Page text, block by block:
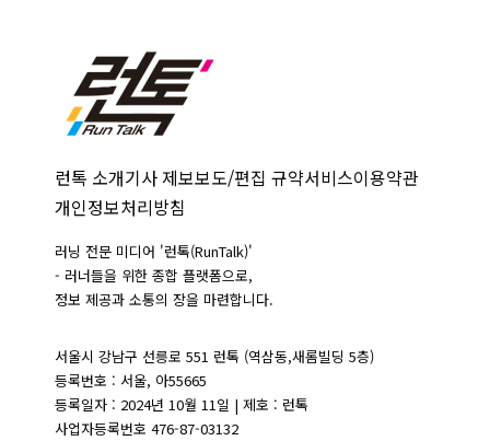
런톡 소개기사 제보보도/편집 규약서비스이용약관
개인정보처리방침
러닝 전문 미디어 '런톡(RunTalk)'
- 러너들을 위한 종합 플랫폼으로,
정보 제공과 소통의 장을 마련합니다.
서울시 강남구 선릉로 551 런톡 (역삼동,새롬빌딩 5층)
등록번호 : 서울, 아55665
등록일자 : 2024년 10월 11일 | 제호 : 런톡
사업자등록번호 476-87-03132